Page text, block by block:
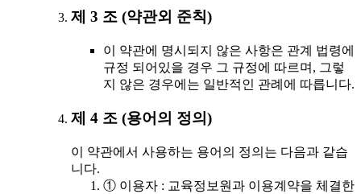
제 3 조 (약관외 준칙)
이 약관에 명시되지 않은 사항은 관계 법령에
규정 되어있을 경우 그 규정에 따르며, 그렇
지 않은 경우에는 일반적인 관례에 따릅니다.
제 4 조 (용어의 정의)
이 약관에서 사용하는 용어의 정의는 다음과 같습
니다.
① 이용자 : 교육정보원과 이용계약을 체결한